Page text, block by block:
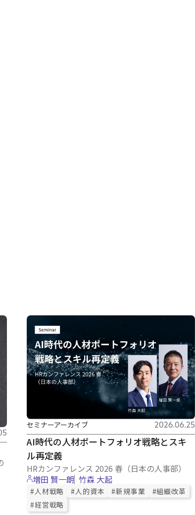
AI時代の人材ポートフォリオ戦略とスキ
ル再定義
HRカンファレンス 2026 春（日本の人事部）
セミナーアーカイブ 2026.06.25
増田 賢一朗 竹森 大起
#人材戦略 #人的資本 #新規事業
#組織改革
#経営戦略